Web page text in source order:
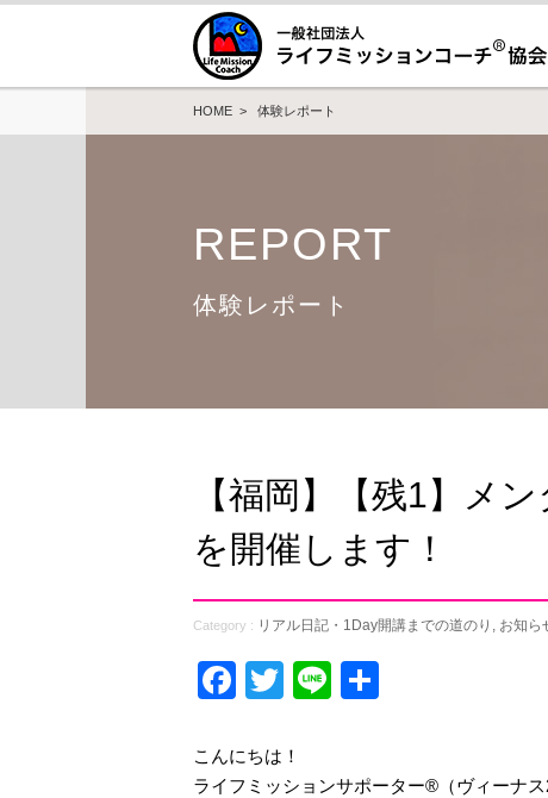
HOME > 体験レポート
REPORT
体験レポート
【福岡】【残1】メ
を開催します！
Category : リアル日記・1Day開講までの道のり , お知ら
Facebook
Twitter
Line
こんにちは！
ライフミッションサポーター®︎（ヴィーナ